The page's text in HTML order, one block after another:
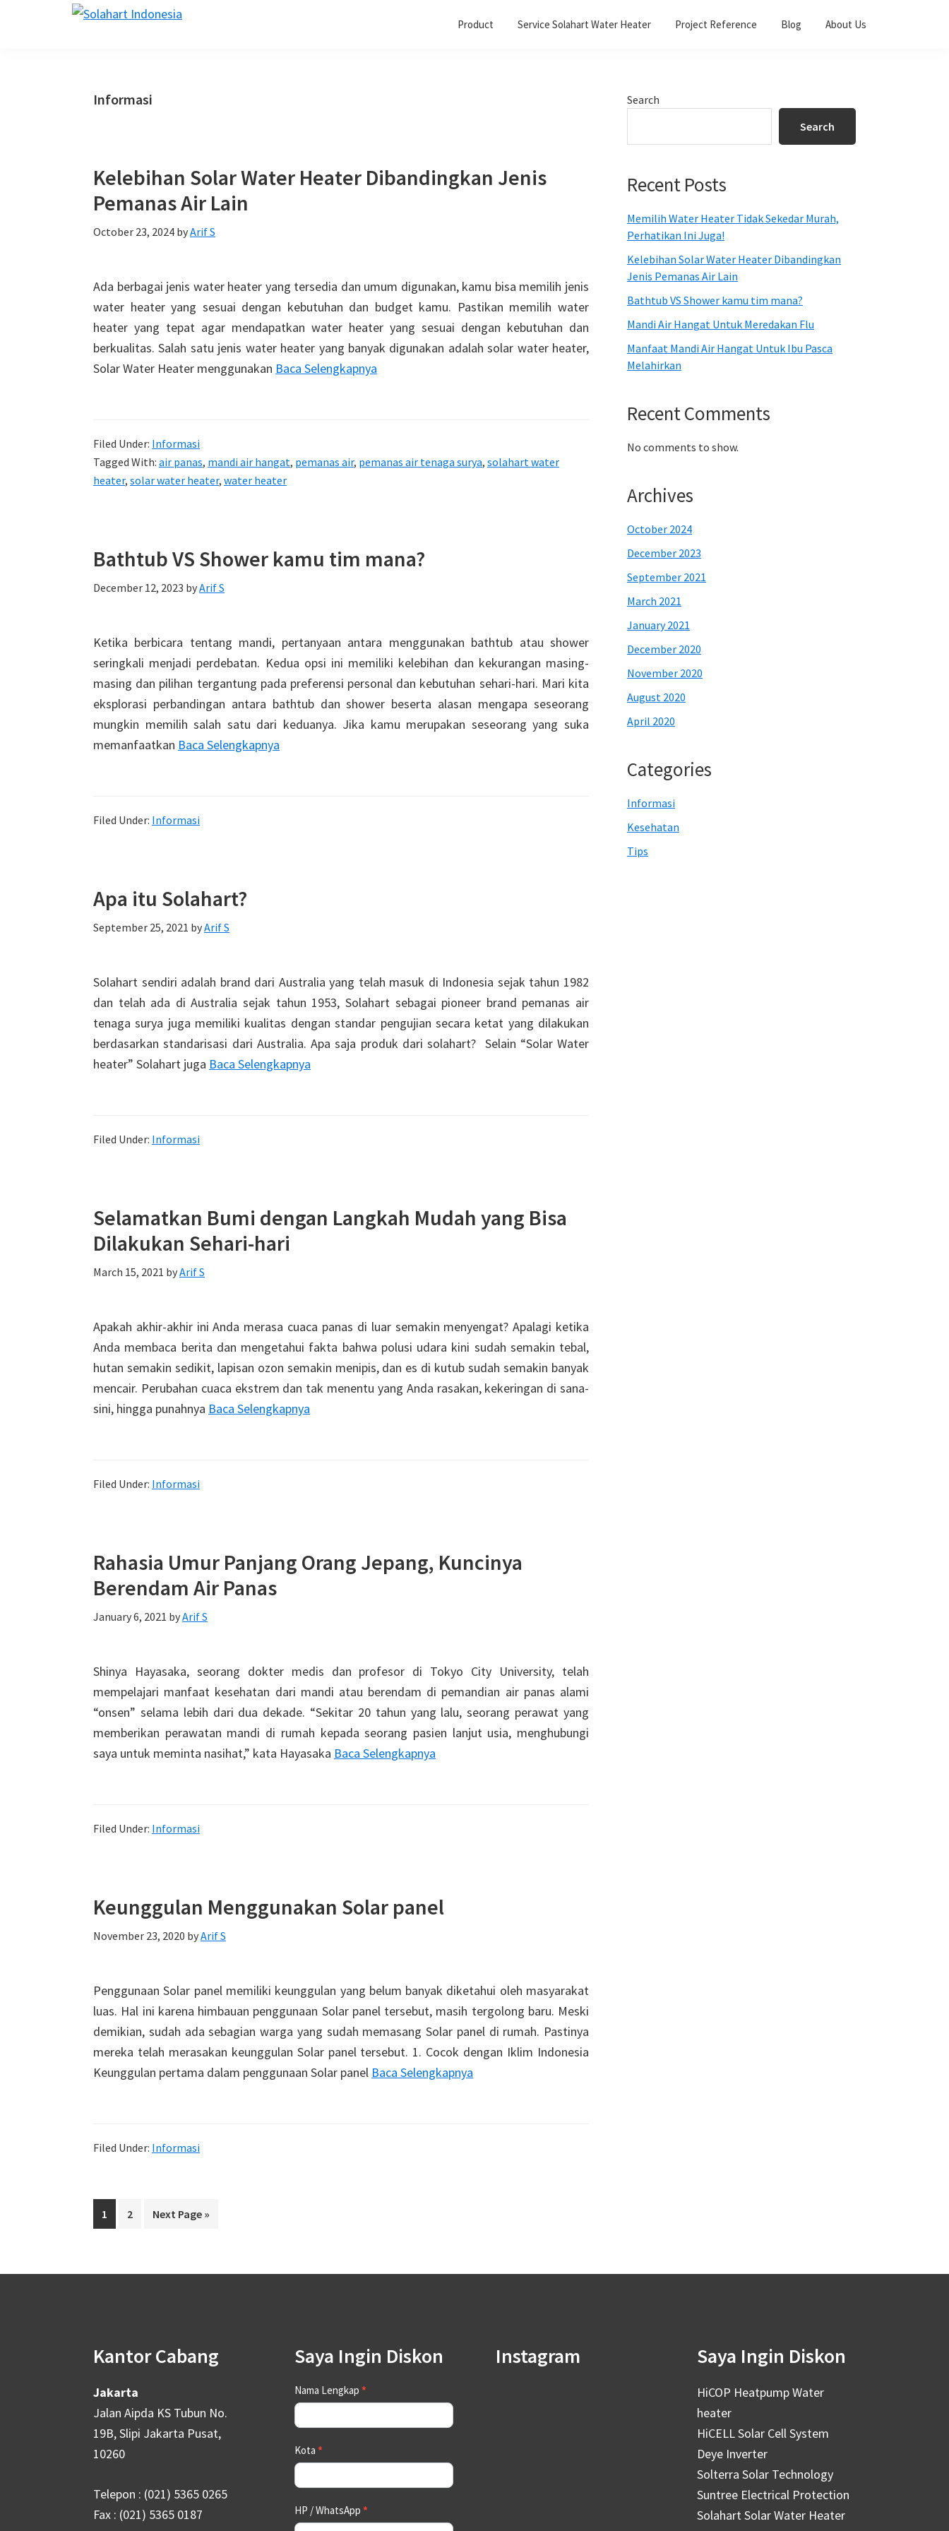
Product Service Solahart Water Heater Project Reference Blog About Us
Informasi
Kelebihan Solar Water Heater Dibandingkan Jenis
Pemanas Air Lain
October 23, 2024 byArif S
Ada berbagai jenis water heater yang tersedia dan umum digunakan, kamu bisa memilih jenis
water heater yang sesuai dengan kebutuhan dan budget kamu. Pastikan memilih water
heater yang tepat agar mendapatkan water heater yang sesuai dengan kebutuhan dan
berkualitas. Salah satu jenis water heater yang banyak digunakan adalah solar water heater,
Solar Water Heater menggunakan Baca Selengkapnya
Filed Under: Informasi
Tagged With: air panas, mandi air hangat, pemanas air, pemanas air tenaga surya, solahart water
heater, solar water heater, water heater
Bathtub VS Shower kamu tim mana?
December 12, 2023 byArif S
Ketika berbicara tentang mandi, pertanyaan antara menggunakan bathtub atau shower
seringkali menjadi perdebatan. Kedua opsi ini memiliki kelebihan dan kekurangan masing-
masing dan pilihan tergantung pada preferensi personal dan kebutuhan sehari-hari. Mari kita
eksplorasi perbandingan antara bathtub dan shower beserta alasan mengapa seseorang
mungkin memilih salah satu dari keduanya. Jika kamu merupakan seseorang yang suka
memanfaatkan Baca Selengkapnya
Filed Under: Informasi
Apa itu Solahart?
September 25, 2021 byArif S
Solahart sendiri adalah brand dari Australia yang telah masuk di Indonesia sejak tahun 1982
dan telah ada di Australia sejak tahun 1953, Solahart sebagai pioneer brand pemanas air
tenaga surya juga memiliki kualitas dengan standar pengujian secara ketat yang dilakukan
berdasarkan standarisasi dari Australia. Apa saja produk dari solahart? Selain “Solar Water
heater” Solahart juga Baca Selengkapnya
Filed Under: Informasi
Selamatkan Bumi dengan Langkah Mudah yang Bisa
Dilakukan Sehari-hari
March 15, 2021 byArif S
Apakah akhir-akhir ini Anda merasa cuaca panas di luar semakin menyengat? Apalagi ketika
Anda membaca berita dan mengetahui fakta bahwa polusi udara kini sudah semakin tebal,
hutan semakin sedikit, lapisan ozon semakin menipis, dan es di kutub sudah semakin banyak
mencair. Perubahan cuaca ekstrem dan tak menentu yang Anda rasakan, kekeringan di sana-
sini, hingga punahnya Baca Selengkapnya
Filed Under: Informasi
Rahasia Umur Panjang Orang Jepang, Kuncinya
Berendam Air Panas
January 6, 2021 byArif S
Shinya Hayasaka, seorang dokter medis dan profesor di Tokyo City University, telah
mempelajari manfaat kesehatan dari mandi atau berendam di pemandian air panas alami
“onsen” selama lebih dari dua dekade. “Sekitar 20 tahun yang lalu, seorang perawat yang
memberikan perawatan mandi di rumah kepada seorang pasien lanjut usia, menghubungi
saya untuk meminta nasihat,” kata Hayasaka Baca Selengkapnya
Filed Under: Informasi
Keunggulan Menggunakan Solar panel
November 23, 2020 byArif S
Penggunaan Solar panel memiliki keunggulan yang belum banyak diketahui oleh masyarakat
luas. Hal ini karena himbauan penggunaan Solar panel tersebut, masih tergolong baru. Meski
demikian, sudah ada sebagian warga yang sudah memasang Solar panel di rumah. Pastinya
mereka telah merasakan keunggulan Solar panel tersebut. 1. Cocok dengan Iklim Indonesia
Keunggulan pertama dalam penggunaan Solar panel Baca Selengkapnya
Filed Under: Informasi
Page
1 Page
2
Go
Next Page »
Primary
Search
Search
Recent Posts
Memilih Water Heater Tidak Sekedar Murah,
Perhatikan Ini Juga!
Kelebihan Solar Water Heater Dibandingkan
Jenis Pemanas Air Lain
Bathtub VS Shower kamu tim mana?
Mandi Air Hangat Untuk Meredakan Flu
Manfaat Mandi Air Hangat Untuk Ibu Pasca
Melahirkan
Recent Comments
No comments to show.
Archives
October 2024
December 2023
September 2021
March 2021
January 2021
December 2020
November 2020
August 2020
April 2020
Categories
Informasi
Kesehatan
Tips
Kantor Cabang
Jakarta
Jalan Aipda KS Tubun No.
19B, Slipi Jakarta Pusat,
10260
Telepon : (021) 5365 0265
Fax : (021) 5365 0187
Saya Ingin Diskon
Contact
Us
Nama Lengkap *
Kota *
HP / WhatsApp *
Instagram Saya Ingin Diskon
HiCOP Heatpump Water
heater
HiCELL Solar Cell System
Deye Inverter
Solterra Solar Technology
Suntree Electrical Protection
Solahart Solar Water Heater